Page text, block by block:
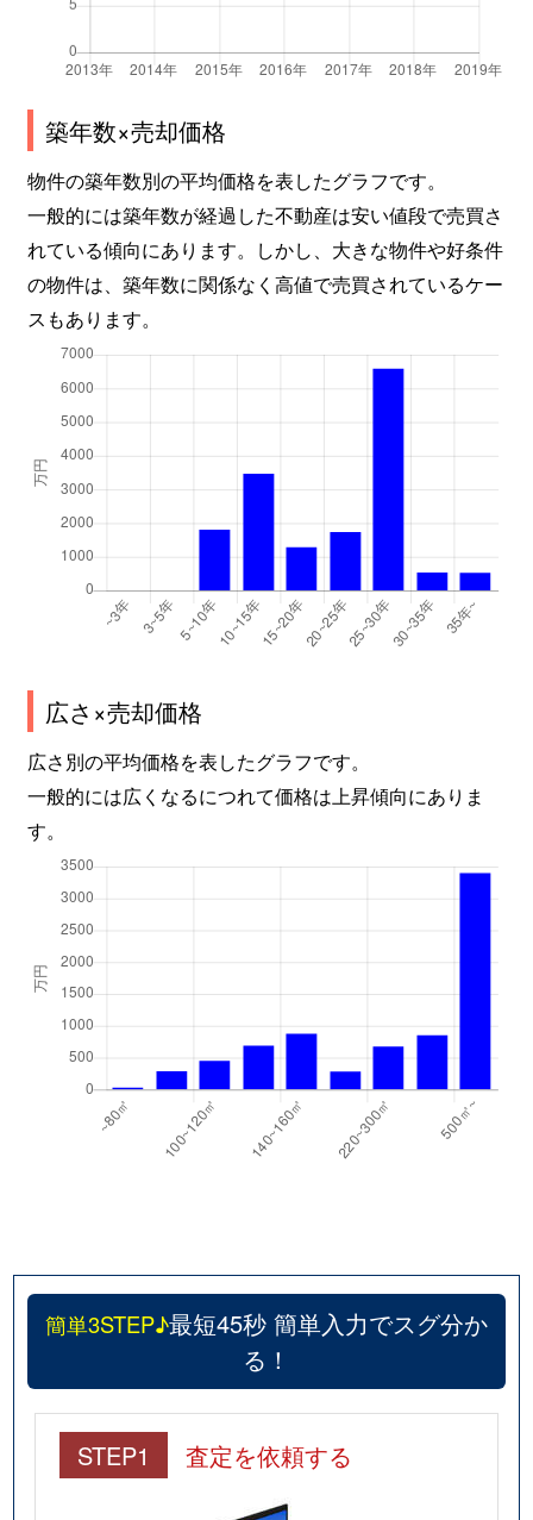
築年数×売却価格
物件の築年数別の平均価格を表したグラフです。
一般的には築年数が経過した不動産は安い値段で売買さ
れている傾向にあります。しかし、大きな物件や好条件
の物件は、築年数に関係なく高値で売買されているケー
スもあります。
広さ×売却価格
広さ別の平均価格を表したグラフです。
一般的には広くなるにつれて価格は上昇傾向にありま
す。
簡単3STEP♪最短45秒 簡単入力でスグ分か
る！
STEP1 査定を依頼する